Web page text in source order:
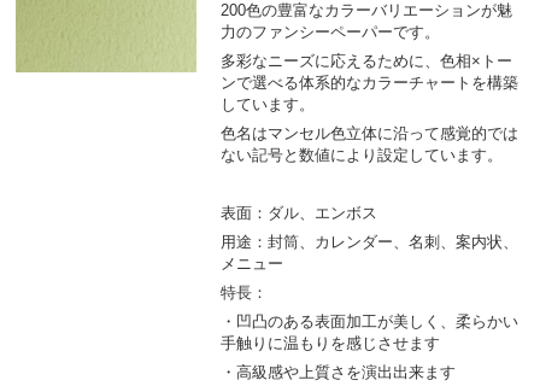
200色の豊富なカラーバリエーションが魅
力のファンシーペーパーです。
多彩なニーズに応えるために、色相×トー
ンで選べる体系的なカラーチャートを構築
しています。
色名はマンセル色立体に沿って感覚的では
ない記号と数値により設定しています。
表面：ダル、エンボス
用途：封筒、カレンダー、名刺、案内状、
メニュー
特長：
・凹凸のある表面加工が美しく、柔らかい
手触りに温もりを感じさせます
・高級感や上質さを演出出来ます